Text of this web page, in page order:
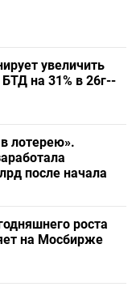
увеличить
на 31% в 26г--
лотерею».
после начала
роста
на Мосбирже